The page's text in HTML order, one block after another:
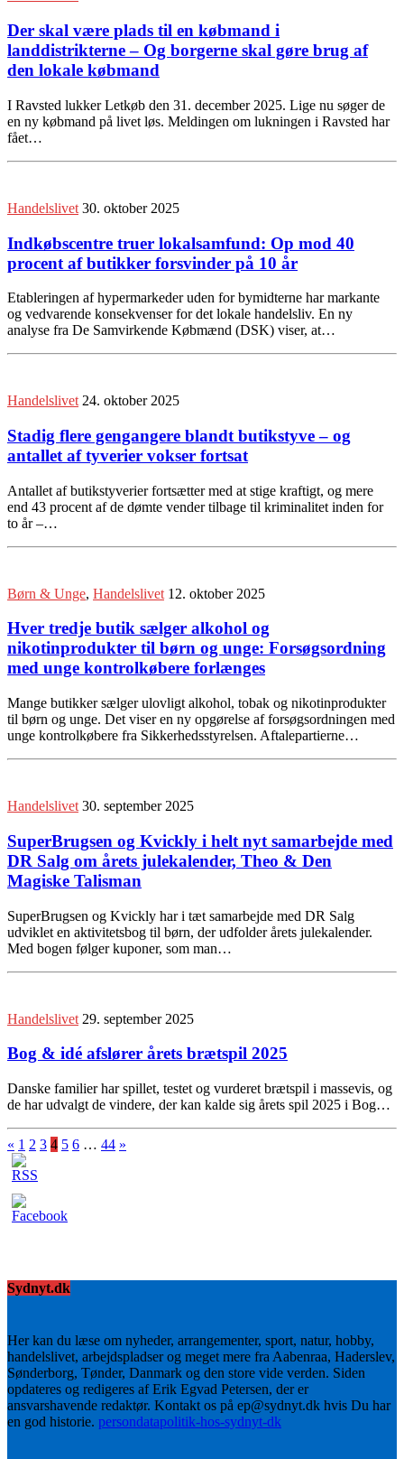
Der skal være plads til en købmand i
landdistrikterne – Og borgerne skal gøre brug af
den lokale købmand
I Ravsted lukker Letkøb den 31. december 2025. Lige nu søger de
en ny købmand på livet løs. Meldingen om lukningen i Ravsted har
fået…
Handelslivet 30. oktober 2025
Indkøbscentre truer lokalsamfund: Op mod 40
procent af butikker forsvinder på 10 år
Etableringen af hypermarkeder uden for bymidterne har markante
og vedvarende konsekvenser for det lokale handelsliv. En ny
analyse fra De Samvirkende Købmænd (DSK) viser, at…
Handelslivet 24. oktober 2025
Stadig flere gengangere blandt butikstyve – og
antallet af tyverier vokser fortsat
Antallet af butikstyverier fortsætter med at stige kraftigt, og mere
end 43 procent af de dømte vender tilbage til kriminalitet inden for
to år –…
Børn & Unge, Handelslivet 12. oktober 2025
Hver tredje butik sælger alkohol og
nikotinprodukter til børn og unge: Forsøgsordning
med unge kontrolkøbere forlænges
Mange butikker sælger ulovligt alkohol, tobak og nikotinprodukter
til børn og unge. Det viser en ny opgørelse af forsøgsordningen med
unge kontrolkøbere fra Sikkerhedsstyrelsen. Aftalepartierne…
Handelslivet 30. september 2025
SuperBrugsen og Kvickly i helt nyt samarbejde med
DR Salg om årets julekalender, Theo & Den
Magiske Talisman
SuperBrugsen og Kvickly har i tæt samarbejde med DR Salg
udviklet en aktivitetsbog til børn, der udfolder årets julekalender.
Med bogen følger kuponer, som man…
Handelslivet 29. september 2025
Bog & idé afslører årets brætspil 2025
Danske familier har spillet, testet og vurderet brætspil i massevis, og
de har udvalgt de vindere, der kan kalde sig årets spil 2025 i Bog…
« 1 2 3 4 5 6 … 44 »
Sydnyt.dk
Her kan du læse om nyheder, arrangementer, sport, natur, hobby,
handelslivet, arbejdspladser og meget mere fra Aabenraa, Haderslev,
Sønderborg, Tønder, Danmark og den store vide verden. Siden
opdateres og redigeres af Erik Egvad Petersen, der er
ansvarshavende redaktør. Kontakt os på ep@sydnyt.dk hvis Du har
en god historie. persondatapolitik-hos-sydnyt-dk